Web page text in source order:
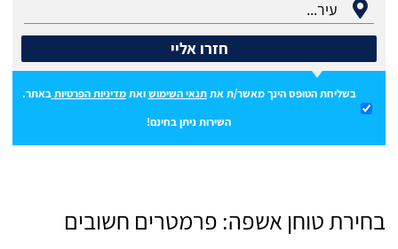
חזרו אליי
בשליחת הטופס הינך מאשר/ת אתתנאי השימושואתמדיניות הפרטיות באתר.
השירות ניתן בחינם!
בחירת טוחן אשפה: פרמטרים חשובים